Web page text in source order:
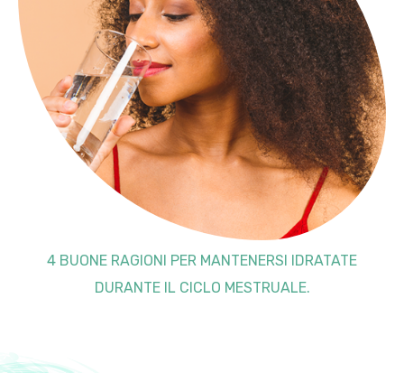
4 BUONE RAGIONI PER MANTENERSI IDRATATE
DURANTE IL CICLO MESTRUALE.